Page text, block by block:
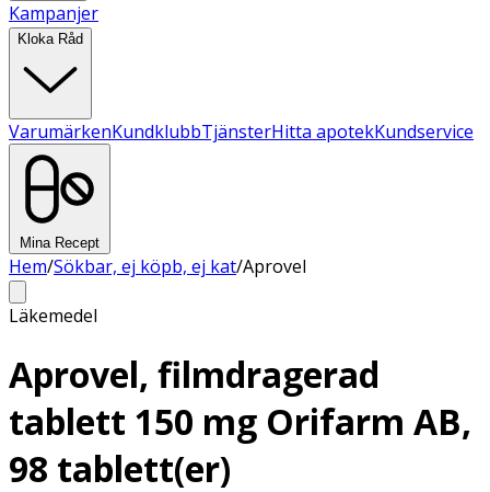
Kampanjer
Kloka Råd
VarumärkenKundklubbTjänsterHitta apotekKundservice
Mina Recept
Hem/Sökbar, ej köpb, ej kat/Aprovel
Läkemedel
Aprovel, filmdragerad
tablett 150 mg Orifarm AB,
98 tablett(er)